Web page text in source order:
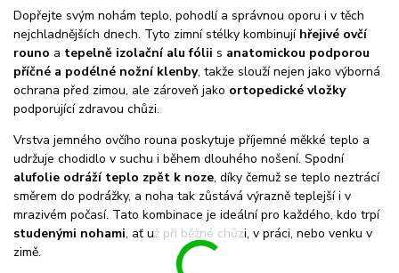
Dopřejte svým nohám teplo, pohodlí a správnou oporu i v těch
nejchladnějších dnech. Tyto zimní stélky kombinují hřejivé ovčí
rouno a tepelně izolační alu fólii s anatomickou podporou
příčné a podélné nožní klenby, takže slouží nejen jako výborná
ochrana před zimou, ale zároveň jako ortopedické vložky
podporující zdravou chůzi.
Vrstva jemného ovčího rouna poskytuje příjemné měkké teplo a
udržuje chodidlo v suchu i během dlouhého nošení. Spodní
alufolie odráží teplo zpět k noze, díky čemuž se teplo neztrácí
směrem do podrážky, a noha tak zůstává výrazně teplejší i v
mrazivém počasí. Tato kombinace je ideální pro každého, kdo trpí
studenými nohami, ať už při běžné chůzi, v práci, nebo venku v
zimě.